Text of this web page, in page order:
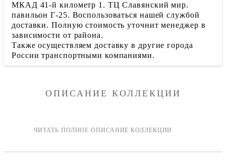
МКАД 41-й километр 1. ТЦ Славянский мир.
павильон Г-25. Воспользоваться нашей службой
доставки. Полную стоимость уточнит менеджер в
зависимости от района.
Также осуществляем доставку в другие города
России транспортными компаниями.
ОПИСАНИЕ КОЛЛЕКЦИИ